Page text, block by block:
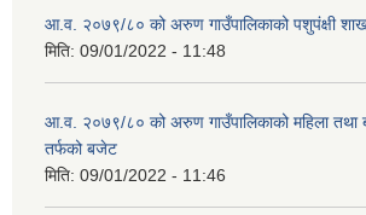
आ.व. २०७९/८० को अरुण गाउँपालिकाको पशुपंक्षी
मिति: 09/01/2022 - 11:48
आ.व. २०७९/८० को अरुण गाउँपालिकाको महिला तथा
तर्फको बजेट
मिति: 09/01/2022 - 11:46